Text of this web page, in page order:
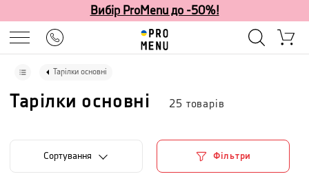
Вибір ProMenu до -50%!
Тарілки основні
Тарілки основні 25 товарів
Сортування Фільтри